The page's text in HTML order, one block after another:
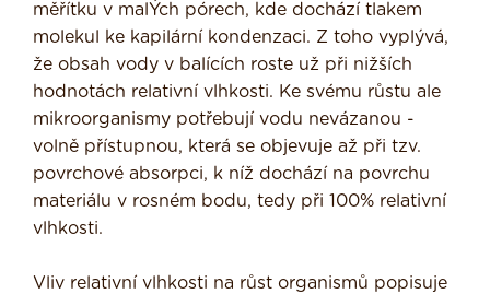
měřítku v ma­lÝch pórech, kde dochází tlakem
molekul ke kapilární kondenzaci. Z toho vyplývá,
že obsah vody v balících roste už při niž­ších
hodnotách relativní vlhkosti. Ke svému růstu ale
mikroorganismy potřebují vodu nevázanou -
volně přístupnou, která se objevuje až při tzv.
povrchové absorpci, k níž dochází na povrchu
materiálu v rosném bodu, tedy při 100% relativní
vlhkosti.
Vliv relativní vlhkosti na růst organismů popisuje